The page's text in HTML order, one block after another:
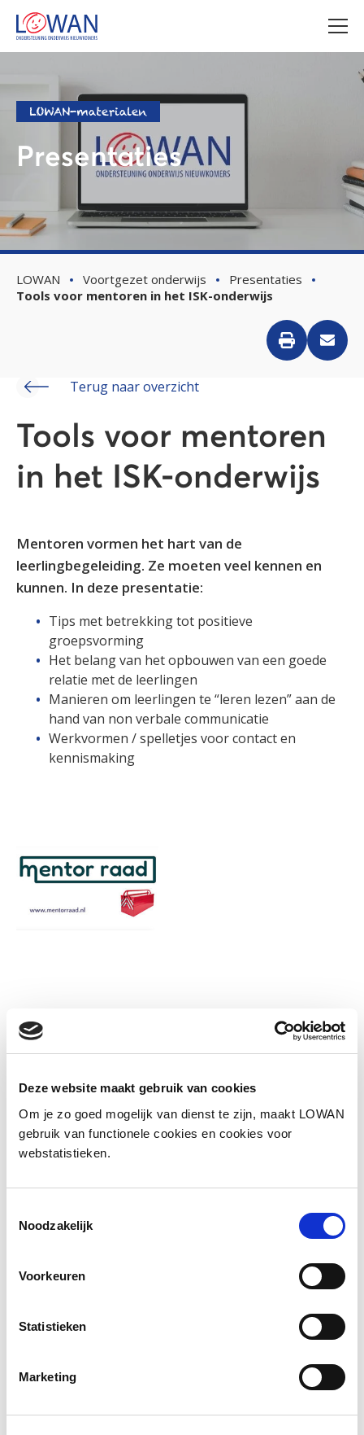
Deze website maakt gebruik van cookies
Om je zo goed mogelijk van dienst te zijn, maakt LOWAN
gebruik van functionele cookies en cookies voor
webstatistieken.
Noodzakelijk
Voorkeuren
Statistieken
Marketing
LOWAN-materialen
Presentaties
LOWAN Voortgezet onderwijs
Presentaties
Tools voor mentoren in het ISK-onderwijs
Terug naar overzicht
Tools voor mentoren
in het ISK-onderwijs
Mentoren vormen het hart van de
leerlingbegeleiding. Ze moeten veel kennen en
kunnen. In deze presentatie:
Tips met betrekking tot positieve
groepsvorming
Het belang van het opbouwen van een goede
relatie met de leerlingen
Manieren om leerlingen te “leren lezen” aan de
hand van non verbale communicatie
Werkvormen / spelletjes voor contact en
kennismaking
Informatie
Spreker: Anouk Abrahams
Jaar van uitgave: